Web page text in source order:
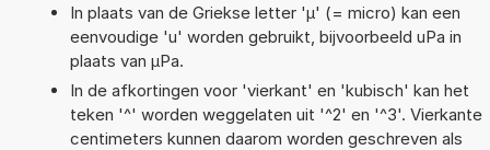
In plaats van de Griekse letter 'µ' (= micro) kan een
eenvoudige 'u' worden gebruikt, bijvoorbeeld uPa in
plaats van µPa.
In de afkortingen voor 'vierkant' en 'kubisch' kan het
teken '^' worden weggelaten uit '^2' en '^3'. Vierkante
centimeters kunnen daarom worden geschreven als